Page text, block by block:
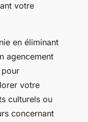
votre
en éliminant
agencement
votre
culturels ou
concernant